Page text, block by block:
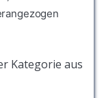
Kategorie aus